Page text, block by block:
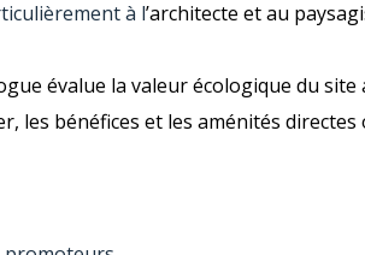
à l’architecte et au
évalue la valeur écologique du
les bénéfices et les aménités